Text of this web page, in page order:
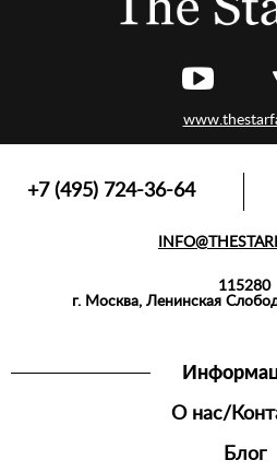
О нас/
Блог
+7 (495) 724-36-64
115280
г. Москва, Ленинская